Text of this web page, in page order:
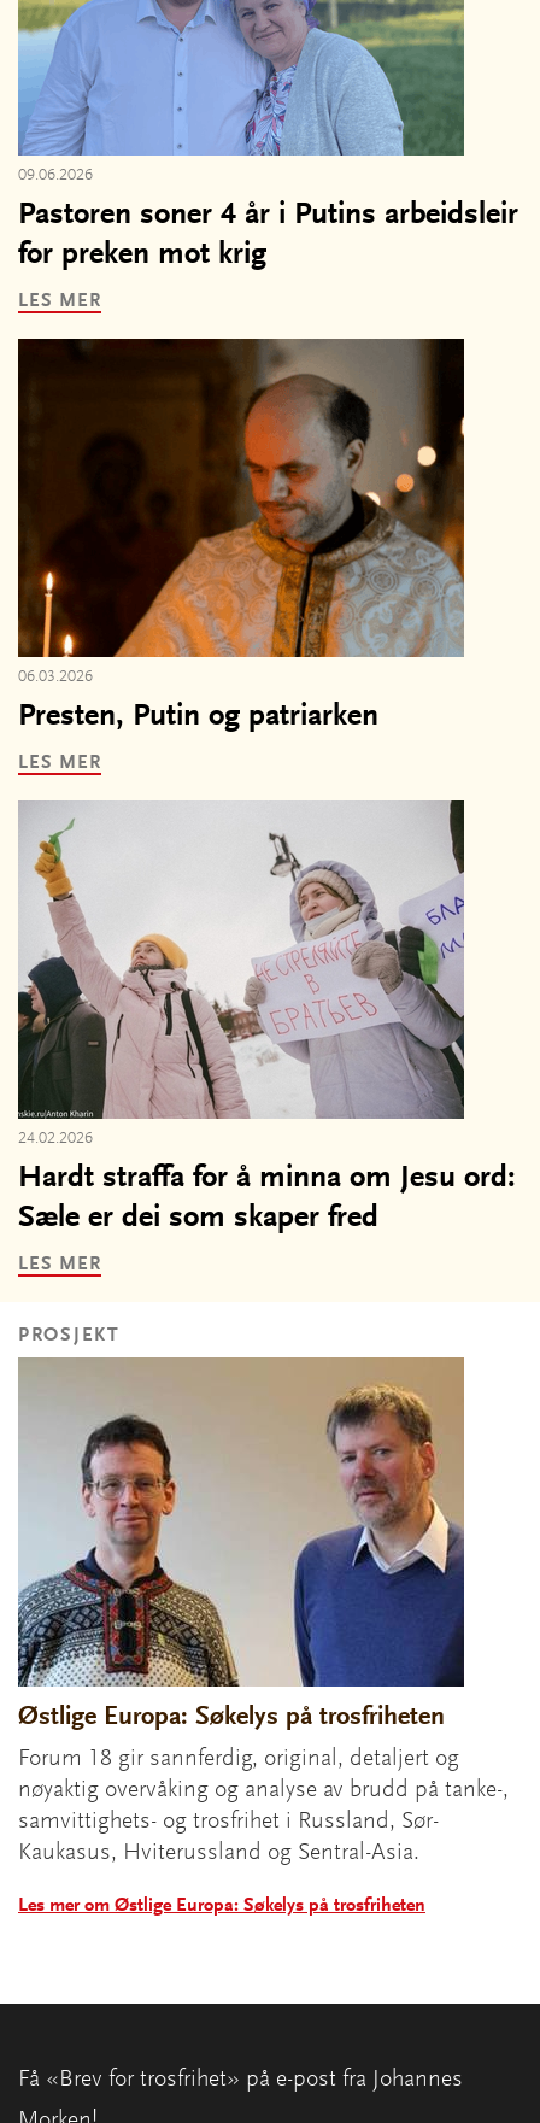
09.06.2026
Pastoren soner 4 år i Putins arbeidsleir
for preken mot krig
LES MER
06.03.2026
Presten, Putin og patriarken
LES MER
24.02.2026
Hardt straffa for å minna om Jesu ord:
Sæle er dei som skaper fred
LES MER
PROSJEKT
Østlige Europa: Søkelys på trosfriheten
Forum 18 gir sannferdig, original, detaljert og
nøyaktig overvåking og analyse av brudd på tanke-,
samvittighets- og trosfrihet i Russland, Sør-
Kaukasus, Hviterussland og Sentral-Asia.
Les mer om Østlige Europa: Søkelys på trosfriheten
Få «Brev for trosfrihet» på e-post fra Johannes